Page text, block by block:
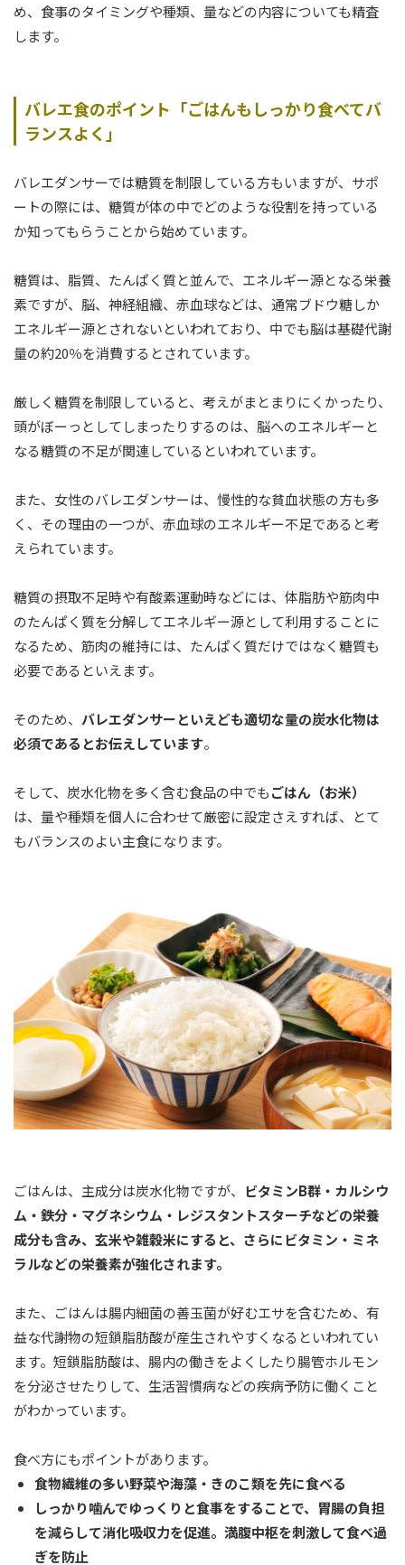
め、食事のタイミングや種類、量などの内容についても精査
します。
バレエ食のポイント「ごはんもしっかり食べてバ
ランスよく」
バレエダンサーでは糖質を制限している方もいますが、サポ
ートの際には、糖質が体の中でどのような役割を持っている
か知ってもらうことから始めています。
糖質は、脂質、たんぱく質と並んで、エネルギー源となる栄養
素ですが、脳、神経組織、赤血球などは、通常ブドウ糖しか
エネルギー源とされないといわれており、中でも脳は基礎代謝
量の約20％を消費するとされています。
厳しく糖質を制限していると、考えがまとまりにくかったり、
頭がぼーっとしてしまったりするのは、脳へのエネルギーと
なる糖質の不足が関連しているといわれています。
また、女性のバレエダンサーは、慢性的な貧血状態の方も多
く、その理由の一つが、赤血球のエネルギー不足であると考
えられています。
糖質の摂取不足時や有酸素運動時などには、体脂肪や筋肉中
のたんぱく質を分解してエネルギー源として利用することに
なるため、筋肉の維持には、たんぱく質だけではなく糖質も
必要であるといえます。
そのため、 バレエダンサーといえども適切な量の炭水化物は
必須であるとお伝えしています。
そして、炭水化物を多く含む食品の中でもごはん（お米）
は、量や種類を個人に合わせて厳密に設定さえすれば、とて
もバランスのよい主食になります。
ごはんは、主成分は炭水化物ですが、 ビタミンB群・カルシウ
ム・鉄分・マグネシウム・レジスタントスターチなどの栄養
成分も含み、玄米や雑穀米にすると、さらにビタミン・ミネ
ラルなどの栄養素が強化されます。
また、ごはんは腸内細菌の善玉菌が好むエサを含むため、有
益な代謝物の短鎖脂肪酸が産生されやすくなるといわれてい
ます。短鎖脂肪酸は、腸内の働きをよくしたり腸管ホルモン
を分泌させたりして、生活習慣病などの疾病予防に働くこと
がわかっています。
食べ方にもポイントがあります。
食物繊維の多い野菜や海藻・きのこ類を先に食べる
しっかり噛んでゆっくりと食事をすることで、胃腸の負担
を減らして消化吸収力を促進。満腹中枢を刺激して食べ過
ぎを防止